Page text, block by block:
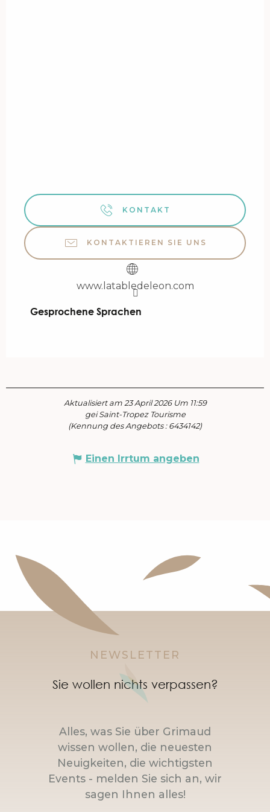
KONTAKT
KONTAKTIEREN SIE UNS
www.latabledeleon.com
Gesprochene Sprachen
Gesprochene Sprachen
Aktualisiert am 23 April 2026 Um 11:59
gei Saint-Tropez Tourisme
(Kennung des Angebots : 6434142)
Einen Irrtum angeben
NEWSLETTER
Sie wollen nichts verpassen?
Alles, was Sie über Grimaud
wissen wollen, die neuesten
Neuigkeiten, die wichtigsten
Events - melden Sie sich an, wir
sagen Ihnen alles!